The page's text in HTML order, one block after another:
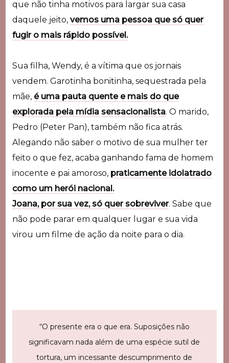
que não tinha motivos para largar sua casa
daquele jeito, vemos uma pessoa que só quer
fugir o mais rápido possível.
Sua filha, Wendy, é a vítima que os jornais
vendem. Garotinha bonitinha, sequestrada pela
mãe, é uma pauta quente e mais do que
explorada pela mídia sensacionalista. O marido,
Pedro (Peter Pan), também não fica atrás.
Alegando não saber o motivo de sua mulher ter
feito o que fez, acaba ganhando fama de homem
inocente e pai amoroso, praticamente idolatrado
como um herói nacional.
Joana, por sua vez, só quer sobreviver. Sabe que
não pode parar em qualquer lugar e sua vida
virou um filme de ação da noite para o dia.
“O presente era o que era. Suposições não
significavam nada além de uma espécie sutil de
tortura, um incessante descumprimento de